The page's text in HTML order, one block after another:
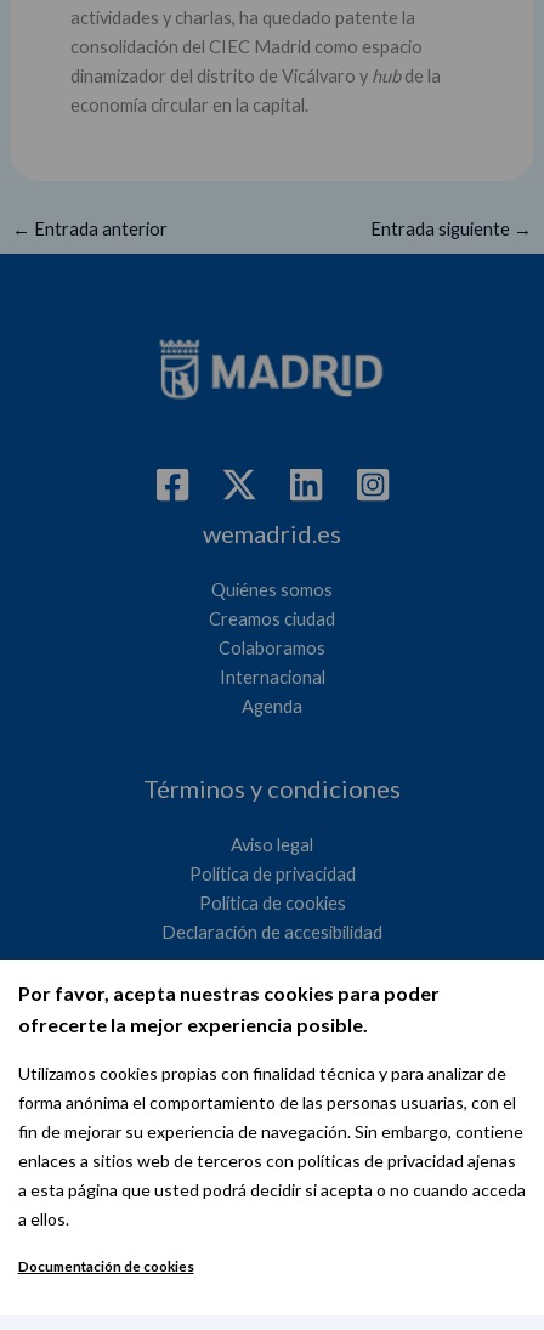
Por favor, acepta nuestras cookies para poder
ofrecerte la mejor experiencia posible.
Utilizamos cookies propias con finalidad técnica y para analizar de
forma anónima el comportamiento de las personas usuarias, con el
fin de mejorar su experiencia de navegación. Sin embargo, contiene
enlaces a sitios web de terceros con políticas de privacidad ajenas
a esta página que usted podrá decidir si acepta o no cuando acceda
a ellos.
Documentación de cookies
actividades y charlas, ha quedado patente la
consolidación del CIEC Madrid como espacio
dinamizador del distrito de Vicálvaro y hubde la
economía circular en la capital.
← Entrada anterior Entrada siguiente →
wemadrid.es
Quiénes somos
Creamos ciudad
Colaboramos
Internacional
Agenda
Términos y condiciones
Aviso legal
Política de privacidad
Política de cookies
Declaración de accesibilidad
Ayuntamiento de Madrid
WeMadrid es un sitio web del Ayuntamiento de Madrid
dedicado a las relaciones institucionales y la actividad
internacional del Alcalde. ​